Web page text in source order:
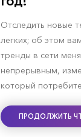
Отследить новые
легких; об этом
тренды в сети
непрерывным,
который
ПРОДОЛЖИТЬ